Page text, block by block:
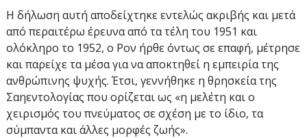
Η δήλωση αυτή αποδείχτηκε εντελώς ακριβής και μετά
από περαιτέρω έρευνα από τα τέλη του 1951 και
ολόκληρο το 1952, ο Ρον ήρθε όντως σε επαφή, μέτρησε
και παρείχε τα μέσα για να αποκτηθεί η εμπειρία της
ανθρώπινης ψυχής. Έτσι, γεννήθηκε η θρησκεία της
Σαηεντολογίας που ορίζεται ως «η μελέτη και ο
χειρισμός του πνεύματος σε σχέση με το ίδιο, τα
σύμπαντα και άλλες μορφές ζωής».